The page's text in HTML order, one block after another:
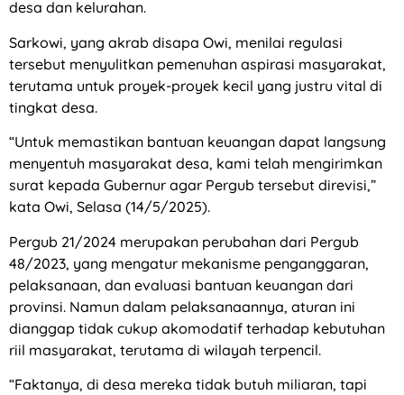
desa dan kelurahan.
Sarkowi, yang akrab disapa Owi, menilai regulasi
tersebut menyulitkan pemenuhan aspirasi masyarakat,
terutama untuk proyek-proyek kecil yang justru vital di
tingkat desa.
“Untuk memastikan bantuan keuangan dapat langsung
menyentuh masyarakat desa, kami telah mengirimkan
surat kepada Gubernur agar Pergub tersebut direvisi,”
kata Owi, Selasa (14/5/2025).
Pergub 21/2024 merupakan perubahan dari Pergub
48/2023, yang mengatur mekanisme penganggaran,
pelaksanaan, dan evaluasi bantuan keuangan dari
provinsi. Namun dalam pelaksanaannya, aturan ini
dianggap tidak cukup akomodatif terhadap kebutuhan
riil masyarakat, terutama di wilayah terpencil.
“Faktanya, di desa mereka tidak butuh miliaran, tapi